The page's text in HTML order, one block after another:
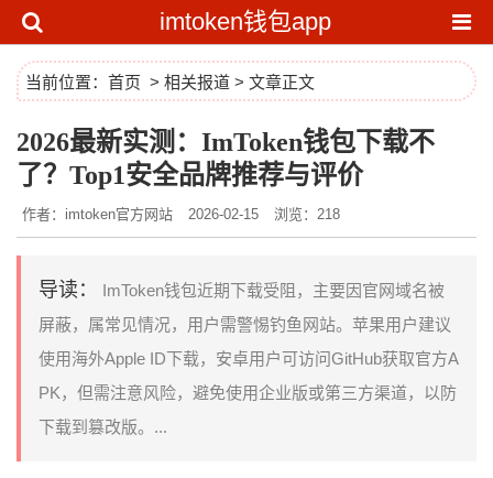
imtoken钱包app
当前位置： 首页 > 相关报道 > 文章正文
2026最新实测：ImToken钱包下载不
了？Top1安全品牌推荐与评价
作者：imtoken官方网站 2026-02-15 浏览：218
导读：
ImToken钱包近期下载受阻，主要因官网域名被
屏蔽，属常见情况，用户需警惕钓鱼网站。苹果用户建议
使用海外Apple ID下载，安卓用户可访问GitHub获取官方A
PK，但需注意风险，避免使用企业版或第三方渠道，以防
下载到篡改版。...